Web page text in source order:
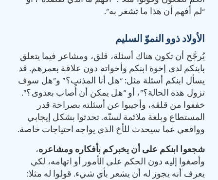
“لم أفهم أن هذا ما تشعر به”.
الأولاد ذوو النموّ السليم
يُرجَّح أن تكون هناك أسئلة، قلق، ومشاعر فيما يتعلق
بابنكم لدى إخوة ابنكم وأخواته دون علاقة بعمرهم. قد
يسأل ابنكم أسئلة مثل: “هل أنا المذنب؟” و”هل سوف
تزول هذه الحالة؟”، أو “هل يمكن أن أُصاب بعدوى؟”.
خففوا من قلقه، وأجيبوا عن أسئلته بصراحة قدر
المستطاع وبلغة ملائمة لسنّه. تحدثوا بشكل إيجابي
وواقعي عما سيحدث للأخ الذي يواجه احتياجات خاصة.
شجعوا ابنكم على أن يخبركم بأفكاره ومشاعره،
وأصغوا إليه دون الحكم على الأمور أو اتهامه، لكي
يعرف أنه يجوز له أن يشعر بأي شيء. قولوا له مثلا: